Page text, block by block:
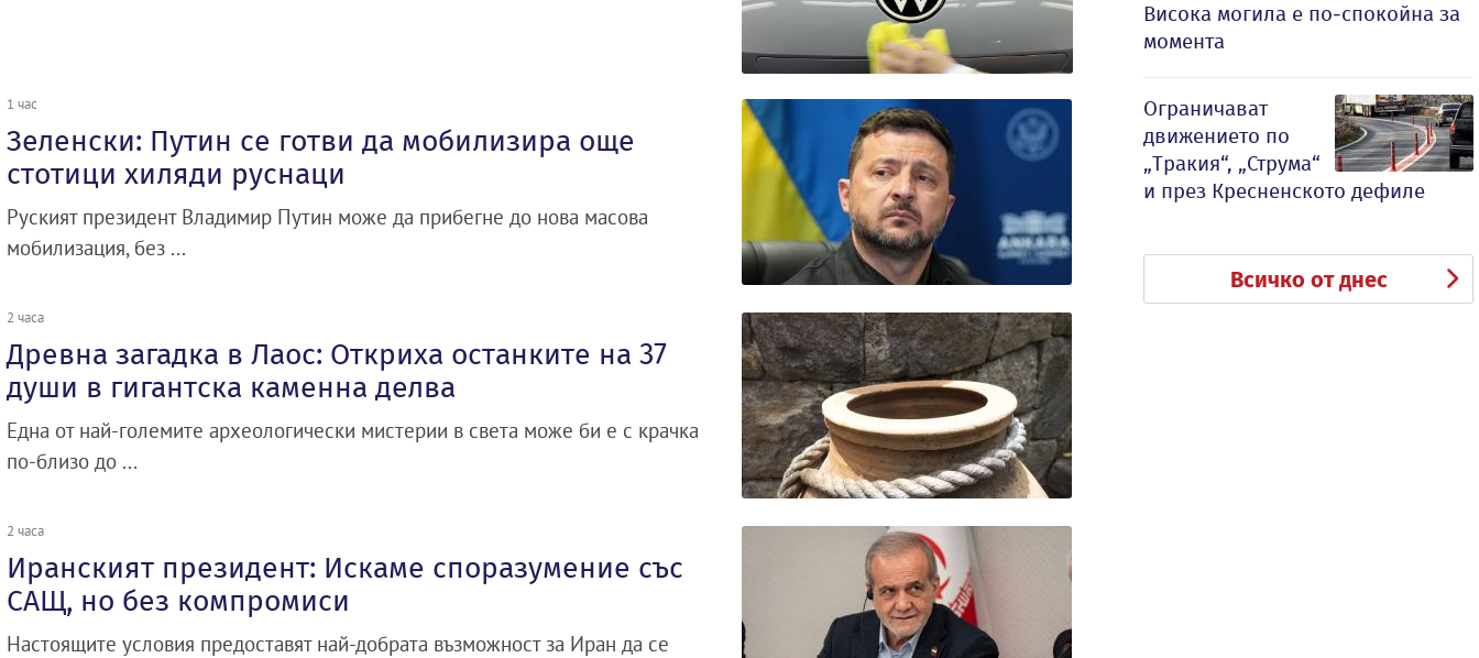
1 час
Зеленски: Путин се готви да мобилизира още
стотици хиляди руснаци
Руският президент Владимир Путин може да прибегне до нова масова
мобилизация, без ...
2 часа
Древна загадка в Лаос: Откриха останките на 37
души в гигантска каменна делва
Една от най-големите археологически мистерии в света може би е с крачка
по-близо до ...
2 часа
Иранският президент: Искаме споразумение със
САЩ, но без компромиси
Настоящите условия предоставят най-добрата възможност за Иран да се
Висока могила е по-спокойна за
момента
Ограничават
движението по
„Тракия“, „Струма“
и през Кресненското дефиле
Всичко от днес